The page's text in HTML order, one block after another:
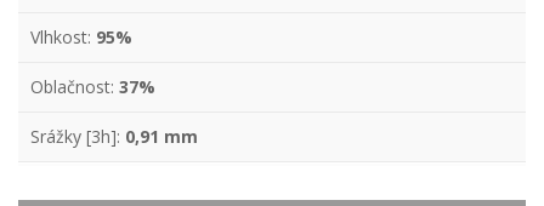
Vlhkost: 95%
Oblačnost: 37%
Srážky [3h]: 0,91 mm